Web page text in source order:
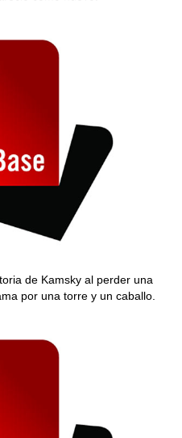
de Kamsky al perder una
por una torre y un caballo.